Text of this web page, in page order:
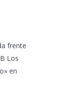
frente
Los
en